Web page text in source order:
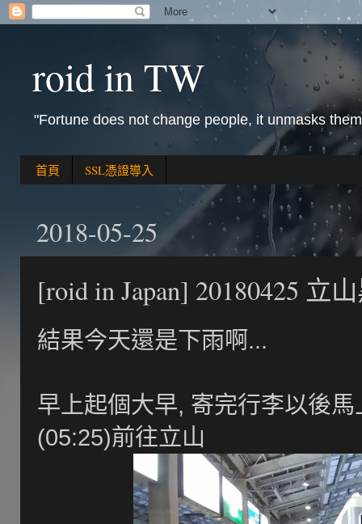
roid in TW
"Fortune does not change people, it unmasks
首頁 SSL憑證導入
2018-05-25
[roid in Japan] 20180425 立
結果今天還是下雨啊...
早上起個大早, 寄完行李以後
(05:25)前往立山